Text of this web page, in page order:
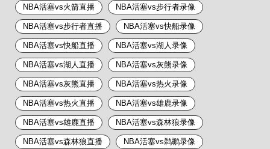
NBA活塞vs火箭直播 NBA活塞vs步行者录像
NBA活塞vs步行者直播 NBA活塞vs快船录像
NBA活塞vs快船直播 NBA活塞vs湖人录像
NBA活塞vs湖人直播 NBA活塞vs灰熊录像
NBA活塞vs灰熊直播 NBA活塞vs热火录像
NBA活塞vs热火直播 NBA活塞vs雄鹿录像
NBA活塞vs雄鹿直播 NBA活塞vs森林狼录像
NBA活塞vs森林狼直播 NBA活塞vs鹈鹕录像